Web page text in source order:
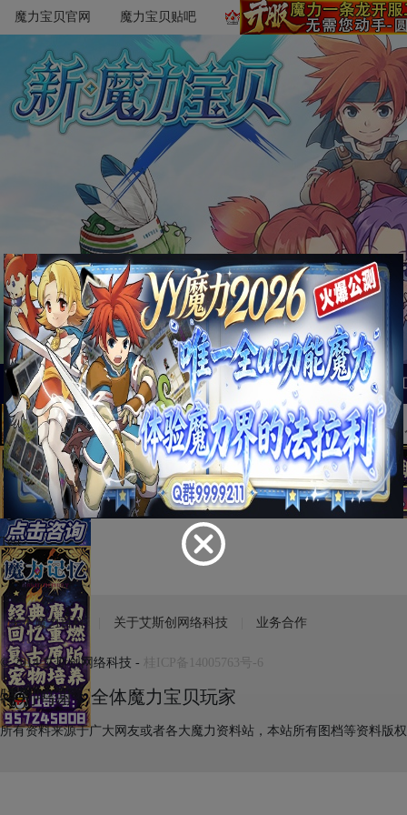
魔力宝贝官网 魔力宝贝贴吧
首页 萌新必读 文章攻略 游戏数据 魔易所
Test
关于魔力百科 关于艾斯创网络科技 业务合作
© 2014 艾斯创网络科技 - 桂ICP备14005763号-6
特别鸣谢：全体魔力宝贝玩家
所有资料来源于广大网友或者各大魔力资料站，本站所有图档等资料版